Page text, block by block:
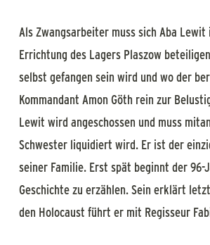
Als Zwangsarbeiter muss sich Aba
Errichtung des Lagers Plaszow
selbst gefangen sein wird und wo der
Kommandant Amon Göth rein zur
Lewit wird angeschossen und muss
Schwester liquidiert wird. Er ist der
seiner Familie. Erst spät beginnt der 96-
Geschichte zu erzählen. Sein erklärt
den Holocaust führt er mit Regisseur